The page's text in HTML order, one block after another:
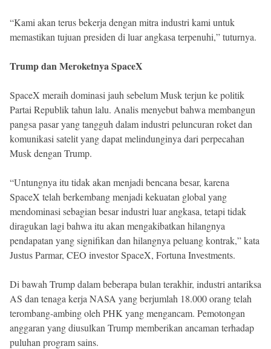
“Kami akan terus bekerja dengan mitra industri kami untuk
memastikan tujuan presiden di luar angkasa terpenuhi,” tuturnya.
Trump dan Meroketnya SpaceX
SpaceX meraih dominasi jauh sebelum Musk terjun ke politik
Partai Republik tahun lalu. Analis menyebut bahwa membangun
pangsa pasar yang tangguh dalam industri peluncuran roket dan
komunikasi satelit yang dapat melindunginya dari perpecahan
Musk dengan Trump.
“Untungnya itu tidak akan menjadi bencana besar, karena
SpaceX telah berkembang menjadi kekuatan global yang
mendominasi sebagian besar industri luar angkasa, tetapi tidak
diragukan lagi bahwa itu akan mengakibatkan hilangnya
pendapatan yang signifikan dan hilangnya peluang kontrak,” kata
Justus Parmar, CEO investor SpaceX, Fortuna Investments.
Di bawah Trump dalam beberapa bulan terakhir, industri antariksa
AS dan tenaga kerja NASA yang berjumlah 18.000 orang telah
terombang-ambing oleh PHK yang mengancam. Pemotongan
anggaran yang diusulkan Trump memberikan ancaman terhadap
puluhan program sains.